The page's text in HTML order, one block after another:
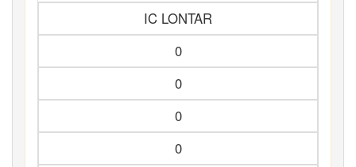
IC LONTAR
0
0
0
0